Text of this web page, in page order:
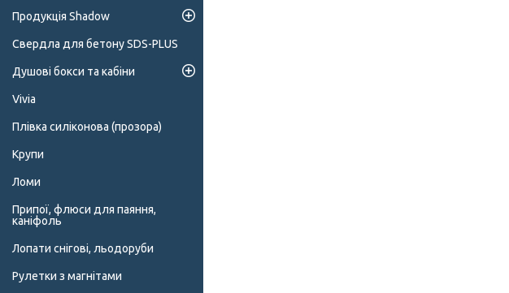
Продукція Shadow
Свердла для бетону SDS-PLUS
Душові бокси та кабіни
Vivia
Плівка силіконова (прозора)
Крупи
Ломи
Припої, флюси для паяння,
каніфоль
Лопати снігові, льодоруби
Рулетки з магнітами